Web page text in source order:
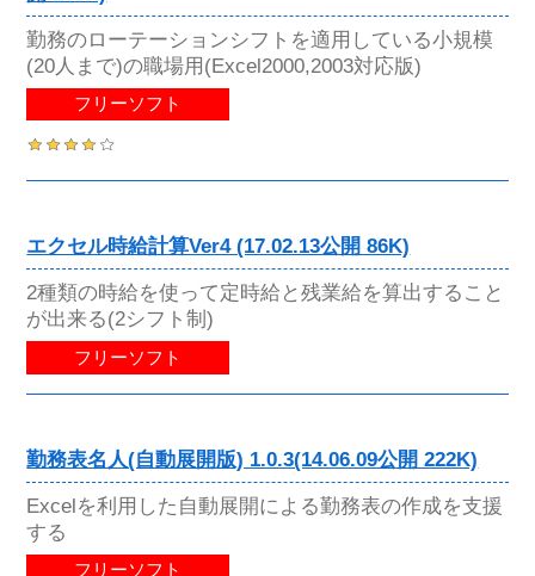
勤務のローテーションシフトを適用している小規模
(20人まで)の職場用(Excel2000,2003対応版)
フリーソフト
エクセル時給計算Ver4 (17.02.13公開 86K)
2種類の時給を使って定時給と残業給を算出すること
が出来る(2シフト制)
フリーソフト
勤務表名人(自動展開版) 1.0.3(14.06.09公開 222K)
Excelを利用した自動展開による勤務表の作成を支援
する
フリーソフト